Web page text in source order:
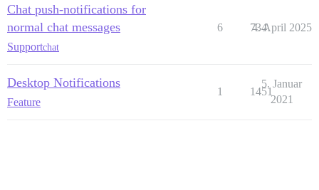
Chat push-notifications for
normal chat messages
Supportchat
6 734
4. April 2025
Desktop Notifications
Feature
1 1451
5. Januar
2021